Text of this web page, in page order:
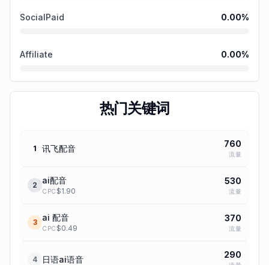
SocialPaid 0.00%
Affiliate 0.00%
热门关键词
1 讯飞配音 760
流量
2 ai配音
CPC $1.90
530
流量
3 ai 配音
CPC $0.49
370
流量
4 日语ai语音 290